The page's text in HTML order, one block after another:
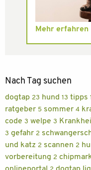
Mehr erfahren
Nach Tag suchen
dogtap 23 hund 13 tipps
ratgeber 5 sommer 4
code 3 welpe 3
3 gefahr 2
und katz 2 scannen 2
vorbereitung 2